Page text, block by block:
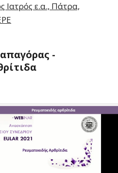
Ιατρός ε.α., Πάτρα,
-